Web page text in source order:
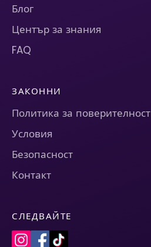
Блог
Център за знания
FAQ
ЗАКОННИ
Политика за поверителност
Условия
Безопасност
Контакт
СЛЕДВАЙТЕ